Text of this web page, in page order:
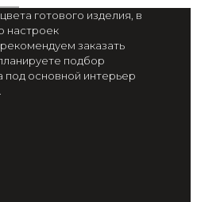
готового изделия, в
настроек
заказать
подбор
под основной интерьер